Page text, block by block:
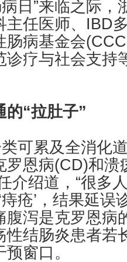
日”来临之际，
主任医师、IBD
肠病基金会
诊疗与社会支持
的“拉肚子”
可累及全消化
罗恩病(CD)和溃
介绍道，“很多
痔疮’，结果延误
腹泻是克罗恩病
性结肠炎患者若
窗口。